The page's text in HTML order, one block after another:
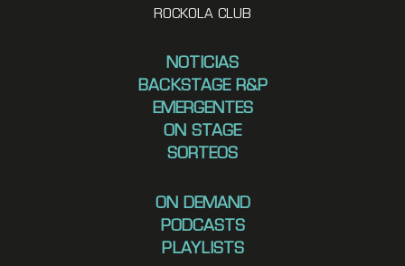
ROCKOLA CLUB
NOTICIAS
BACKSTAGE R&P
EMERGENTES
ON STAGE
SORTEOS
ON DEMAND
PODCASTS
PLAYLISTS